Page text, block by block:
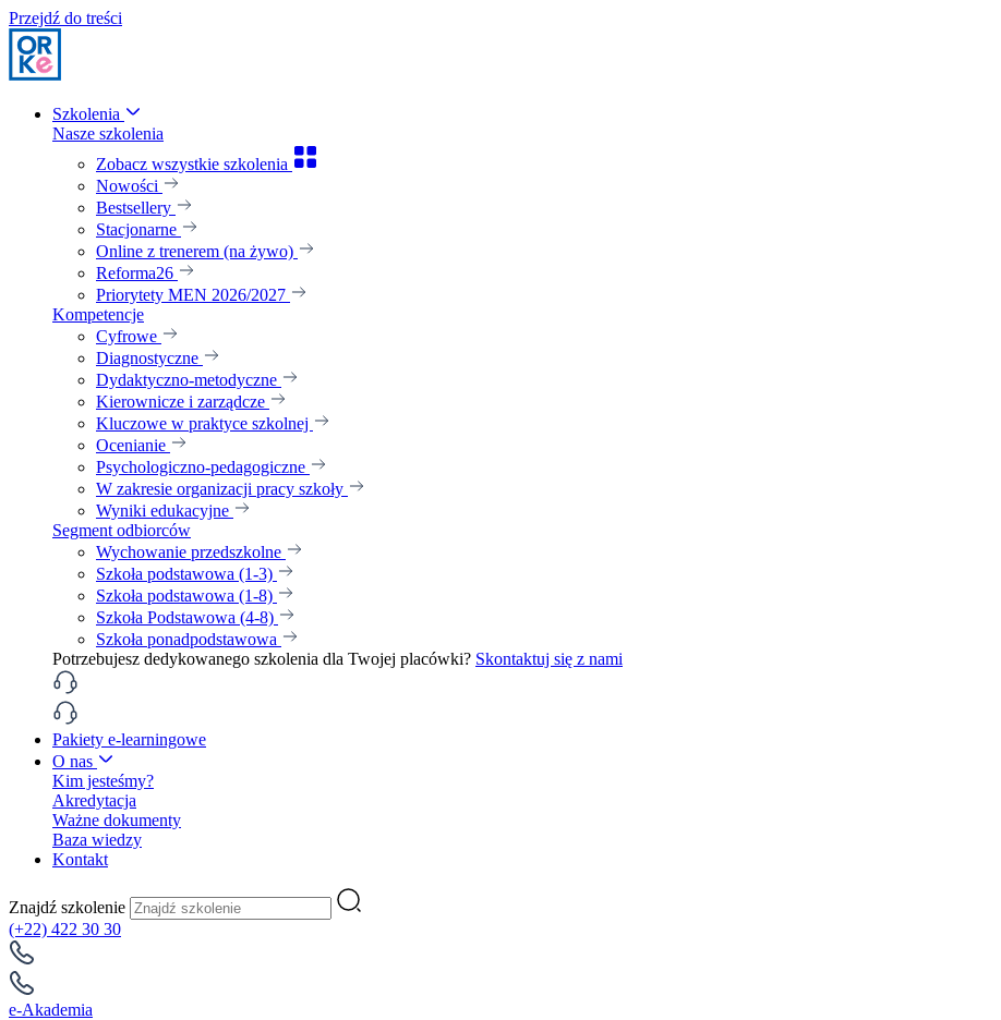
Przejdź do treści
Szkolenia
Nasze szkolenia
Zobacz wszystkie szkolenia
Nowości
Bestsellery
Stacjonarne
Online z trenerem (na żywo)
Reforma26
Priorytety MEN 2026/2027
Kompetencje
Cyfrowe
Diagnostyczne
Dydaktyczno-metodyczne
Kierownicze i zarządcze
Kluczowe w praktyce szkolnej
Ocenianie
Psychologiczno-pedagogiczne
W zakresie organizacji pracy szkoły
Wyniki edukacyjne
Segment odbiorców
Wychowanie przedszkolne
Szkoła podstawowa (1-3)
Szkoła podstawowa (1-8)
Szkoła Podstawowa (4-8)
Szkoła ponadpodstawowa
Potrzebujesz dedykowanego szkolenia dla Twojej placówki? Skontaktuj się z nami
Pakiety e-learningowe
O nas
Kim jesteśmy?
Akredytacja
Ważne dokumenty
Baza wiedzy
Kontakt
Znajdź szkolenie
(+22) 422 30 30
e-Akademia